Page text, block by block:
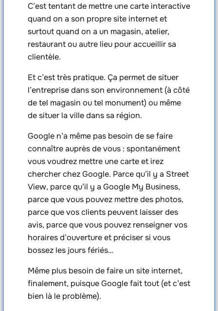
C’est tentant de mettre une carte interactive
quand on a son propre site internet et
surtout quand on a un magasin, atelier,
restaurant ou autre lieu pour accueillir sa
clientèle.
Et c’est très pratique. Ça permet de situer
l’entreprise dans son environnement (à côté
de tel magasin ou tel monument) ou même
de situer la ville dans sa région.
Google n’a même pas besoin de se faire
connaître auprès de vous : spontanément
vous voudrez mettre une carte et irez
chercher chez Google. Parce qu’il y a Street
View, parce qu’il y a Google My Business,
parce que vous pouvez mettre des photos,
parce que vos clients peuvent laisser des
avis, parce que vous pouvez renseigner vos
horaires d’ouverture et préciser si vous
bossez les jours fériés…
Même plus besoin de faire un site internet,
finalement, puisque Google fait tout (et c’est
bien là le problème).